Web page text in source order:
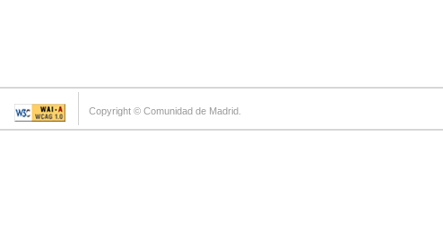
Copyright © Comunidad de Madrid.